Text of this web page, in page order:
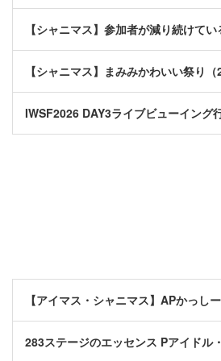
【シャニマス】参加者が減り続けて
【シャニマス】まみみかわいい祭り（
IWSF2026 DAY3ライブビューイング
【アイマス・シャニマス】APかっ
283ステージのエッセンス Pアイドル